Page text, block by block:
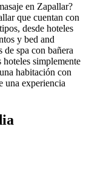
en Zapallar?
que cuentan con
desde hoteles
y bed and
spa con bañera
simplemente
habitación con
una experiencia